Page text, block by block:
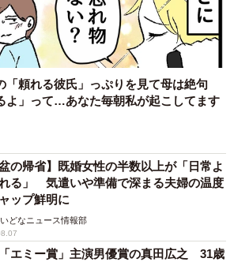
「頼れる彼氏」っぷりを見て母は絶句
よ」って…あなた毎朝私が起こしてます
盆の帰省】既婚女性の半数以上が「日常よ
る」 気遣いや準備で深まる夫婦の温度
ップ鮮明に
いどなニュース情報部
エミー賞」主演男優賞の真田広之 31歳